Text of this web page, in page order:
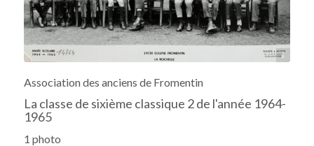
Archives départementales 17
Association des anciens de Fromentin
La classe de sixième classique 2 de l'année 1964-
1965
1 photo